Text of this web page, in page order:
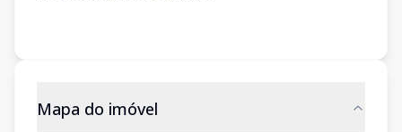
Mapa do imóvel